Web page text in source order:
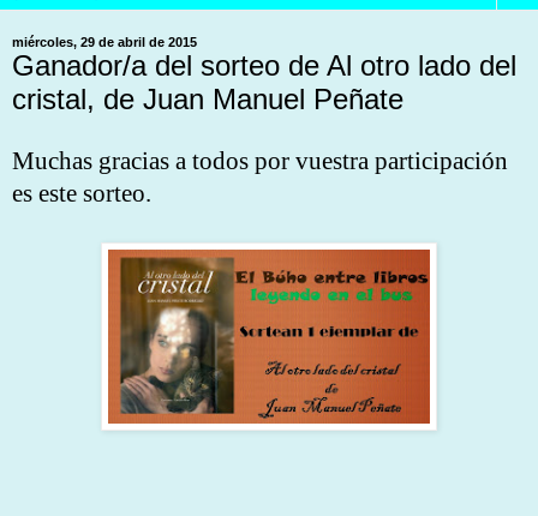
miércoles, 29 de abril de 2015
Ganador/a del sorteo de Al otro lado del
cristal, de Juan Manuel Peñate
Muchas gracias a todos por vuestra participación
es este sorteo.